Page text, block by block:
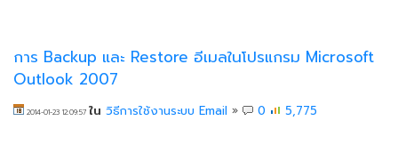
การ Backup และ Restore อีเมลในโปรแกรม Microsoft
Outlook 2007
2014-01-23 12:09:57 ใน วิธีการใช้งานระบบ Email » 0 5,775